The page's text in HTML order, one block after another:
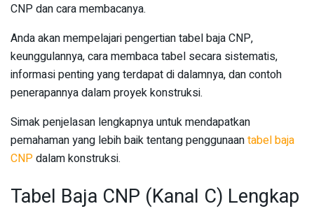
CNP dan cara membacanya.
Anda akan mempelajari pengertian tabel baja CNP,
keunggulannya, cara membaca tabel secara sistematis,
informasi penting yang terdapat di dalamnya, dan contoh
penerapannya dalam proyek konstruksi.
Simak penjelasan lengkapnya untuk mendapatkan
pemahaman yang lebih baik tentang penggunaantabel baja
CNPdalam konstruksi.
Tabel Baja CNP (Kanal C) Lengkap